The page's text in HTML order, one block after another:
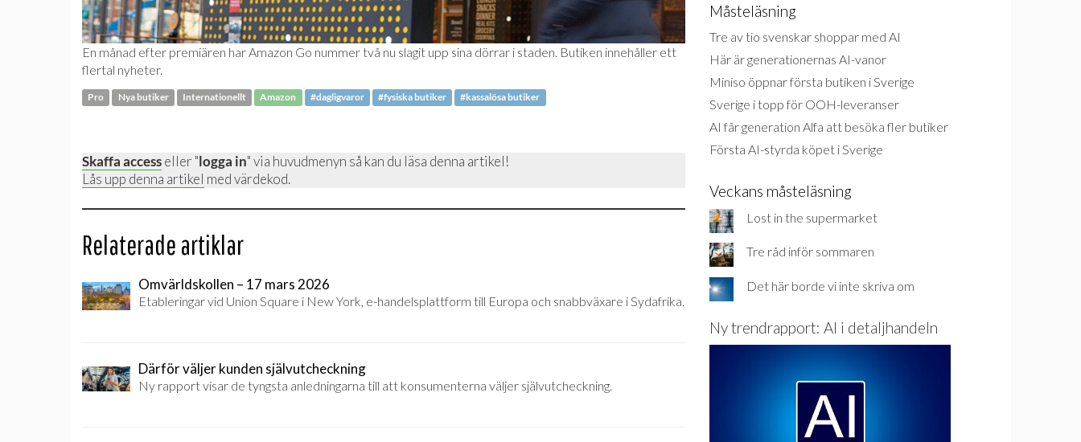
En månad efter premiären har Amazon Go nummer två nu slagit upp sina dörrar i staden. Butiken innehåller ett
flertal nyheter.
Pro Nya butiker Internationellt Amazon #dagligvaror #fysiska butiker #kassalösa butiker
Skaffa accesseller "logga in" via huvudmenyn så kan du läsa denna artikel!
Lås upp denna artikel med värdekod.
Relaterade artiklar
Omvärldskollen – 17 mars 2026
Etableringar vid Union Square i New York, e-handelsplattform till Europa och snabbväxare i Sydafrika.
Därför väljer kunden självutcheckning
Ny rapport visar de tyngsta anledningarna till att konsumenterna väljer självutcheckning.
Måsteläsning
Tre av tio svenskar shoppar med AI
Här är generationernas AI-vanor
Miniso öppnar första butiken i Sverige
Sverige i topp för OOH-leveranser
AI får generation Alfa att besöka fler butiker
Första AI-styrda köpet i Sverige
Veckans måsteläsning
Lost in the supermarket
Tre råd inför sommaren
Det här borde vi inte skriva om
Ny trendrapport: AI i detaljhandeln